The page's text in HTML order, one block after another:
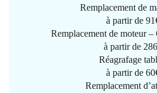
Remplacement de
à partir de
Remplacement de moteur –
à partir de
Réagrafage
à partir de
Remplacement